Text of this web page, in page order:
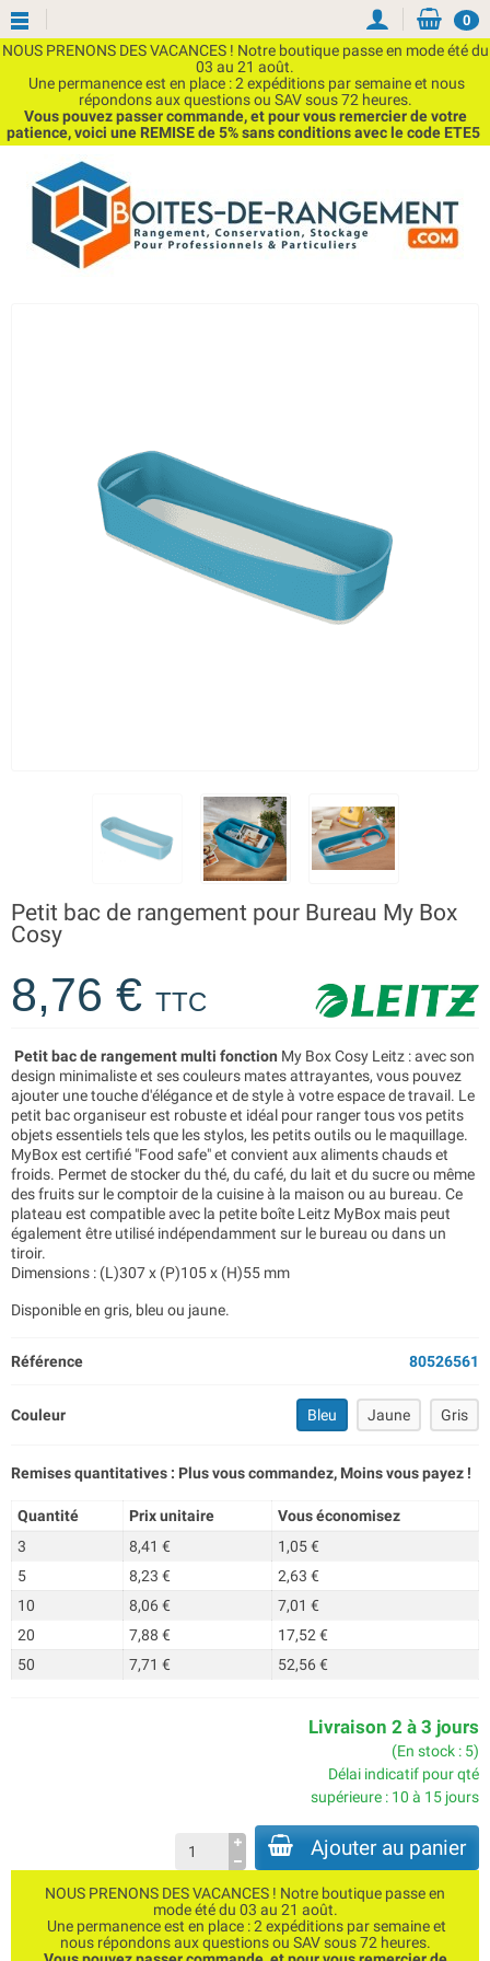
NOUS PRENONS DES VACANCES ! Notre boutique passe en mode été du
03 au 21 août.
Une permanence est en place : 2 expéditions par semaine et nous
répondons aux questions ou SAV sous 72 heures.
Vous pouvez passer commande, et pour vous remercier de votre
patience, voici une REMISE de 5% sans conditions avec le code ETE5
0
Petit bac de rangement pour Bureau My Box
Cosy
8,76 € TTC
Petit bac de rangement multi fonction My Box Cosy Leitz : avec son
design minimaliste et ses couleurs mates attrayantes, vous pouvez
ajouter une touche d'élégance et de style à votre espace de travail. Le
petit bac organiseur est robuste et idéal pour ranger tous vos petits
objets essentiels tels que les stylos, les petits outils ou le maquillage.
MyBox est certifié "Food safe" et convient aux aliments chauds et
froids. Permet de stocker du thé, du café, du lait et du sucre ou même
des fruits sur le comptoir de la cuisine à la maison ou au bureau. Ce
plateau est compatible avec la petite boîte Leitz MyBox mais peut
également être utilisé indépendamment sur le bureau ou dans un
tiroir.
Dimensions : (L)307 x (P)105 x (H)55 mm
Disponible en gris, bleu ou jaune.
Référence 80526561
Couleur Bleu Jaune Gris
Remises quantitatives : Plus vous commandez, Moins vous payez !
Quantité Prix unitaire
Vous économisez
3
8,41 €
1,05 €
5
8,23 €
2,63 €
10
8,06 €
7,01 €
20
7,88 €
17,52 €
50
7,71 € 52,56 €
Livraison 2 à 3 jours
(En stock : 5)
Délai indicatif pour qté
supérieure : 10 à 15 jours
Ajouter au panier
NOUS PRENONS DES VACANCES ! Notre boutique passe en
mode été du 03 au 21 août.
Une permanence est en place : 2 expéditions par semaine et
nous répondons aux questions ou SAV sous 72 heures.